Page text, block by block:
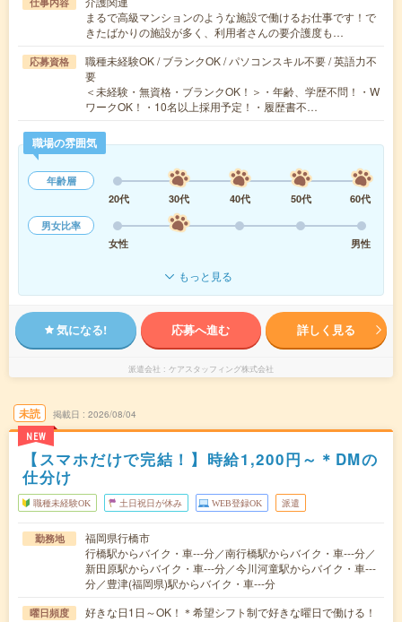
まるで高級マンションのような施設で働けるお仕事です！で
きたばかりの施設が多く、利用者さんの要介護度も…
応募資格
職種未経験OK / ブランクOK / パソコンスキル不要 / 英語力不
要
＜未経験・無資格・ブランクOK！＞・年齢、学歴不問！・W
ワークOK！・10名以上採用予定！・履歴書不…
職場の雰囲気
年齢層
20代
30代 40代 50代
60代
男女比率
女性
男性
もっと見る
気になる! 応募へ進む 詳しく見る
派遣会社 ケアスタッフィング株式会社
未読
NEW
掲載日 2026/08/04
【スマホだけで完結！】時給1,200円～＊DMの
仕分け
職種未経験OK 土日祝日が休み WEB登録OK 派遣
勤務地
福岡県行橋市
行橋駅からバイク・車---分／南行橋駅からバイク・車---分／
新田原駅からバイク・車---分／今川河童駅からバイク・車---
分／豊津(福岡県)駅からバイク・車---分
曜日頻度 好きな日1日～OK！＊希望シフト制で好きな曜日で働ける！